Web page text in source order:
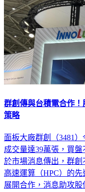
群創傳與台積電合作
策略
面板大廠群創（3481
成交量達39萬張，買
於市場消息傳出，群創
高速運算（HPC）的先
展開合作，消息助攻